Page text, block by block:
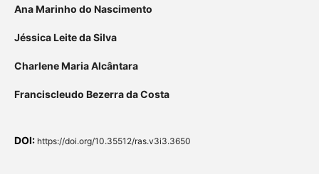
Ana Marinho do Nascimento
Jéssica Leite da Silva
Charlene Maria Alcântara
Franciscleudo Bezerra da Costa
DOI: https://doi.org/10.35512/ras.v3i3.3650